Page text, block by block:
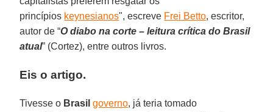
princípios keynesianos", escreve Frei Betto, escritor,
autor de “O diabo na corte – leitura crítica do Brasil
atual” (Cortez), entre outros livros.
Eis o artigo.
Tivesse o Brasil governo, já teria tomado